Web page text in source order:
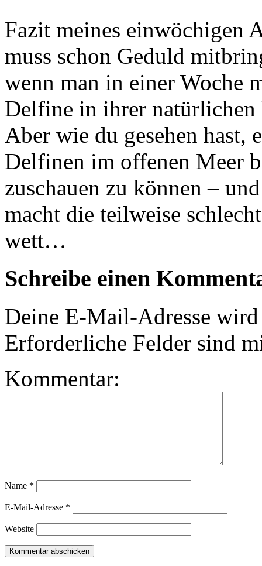
Fazit meines einwöchigen
muss schon Geduld
wenn man in einer Woche
Delfine in ihrer natürlichen
Aber wie du gesehen hast,
Delfinen im offenen Meer
zuschauen zu können –
macht die teilweise
wett…
Schreibe einen
Deine E-Mail-Adresse
Erforderliche Felder sind
Kommentar:
Name *
E-Mail-Adresse *
Website